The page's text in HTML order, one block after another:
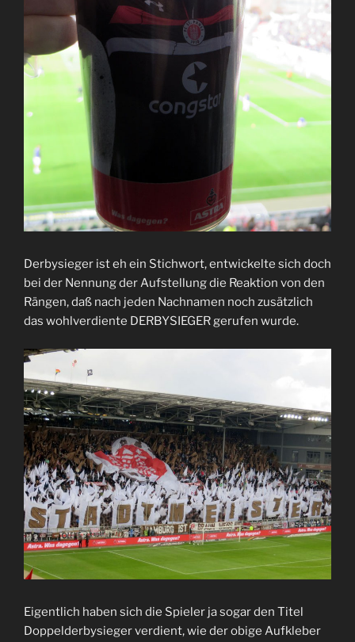
Derbysieger ist eh ein Stichwort, entwickelte sich doch
bei der Nennung der Aufstellung die Reaktion von den
Rängen, daß nach jeden Nachnamen noch zusätzlich
das wohlverdiente DERBYSIEGER gerufen wurde.
Eigentlich haben sich die Spieler ja sogar den Titel
Doppelderbysieger verdient, wie der obige Aufkleber